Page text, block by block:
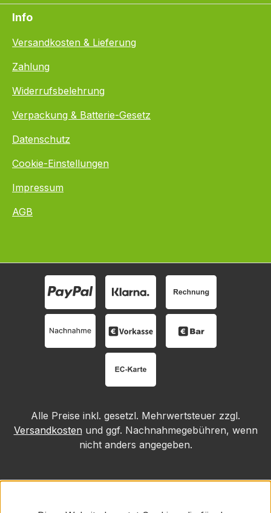
Info
Versandkosten & Lieferung
Zahlung
Widerrufsbelehrung
Verpackung & Batterie-Gesetz
Datenschutz
Cookie-Einstellungen
Impressum
AGB
Alle Preise inkl. gesetzl. Mehrwertsteuer zzgl.
Versandkosten und ggf. Nachnahmegebühren, wenn
nicht anders angegeben.